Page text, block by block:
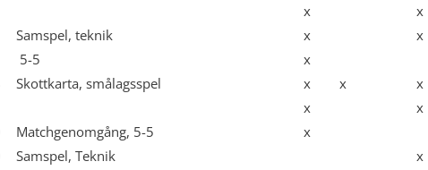
x x
Samspel, teknik x x
5-5
x
Skottkarta, smålagsspel x x
x
x x
Matchgenomgång, 5-5
x
Samspel, Teknik x